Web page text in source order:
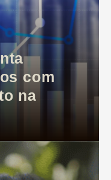
com
na